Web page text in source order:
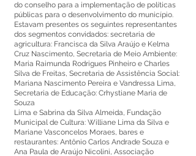
do conselho para a implementação de políticas
públicas para o desenvolvimento do município.
Estavam presentes os seguintes representantes
dos segmentos convidados: secretaria de
agricultura: Francisca da Silva Araújo e Kelma
Cruz Nascimento, Secretaria de Meio Ambiente:
Maria Raimunda Rodrigues Pinheiro e Charles
Silva de Freitas, Secretaria de Assistência Social:
Mariana Nascimento Pereira e Vandressa Lima,
Secretaria de Educação: Crhystiane Maria de
Souza
Lima e Sabrina da Silva Almeida, Fundação
Municipal de Cultura: Williane Lima da Silva e
Mariane Vasconcelos Moraes, bares e
restaurantes: Antônio Carlos Andrade Souza e
Ana Paula de Araújo Nicolini, Associação